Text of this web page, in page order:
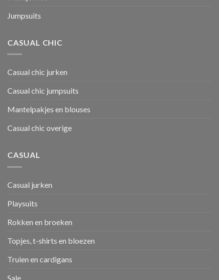
Jumpsuits
CASUAL CHIC
Casual chic jurken
Casual chic jumpsuits
Mantelpakjes en blouses
Casual chic overige
CASUAL
Casual jurken
Playsuits
Rokken en broeken
Topjes, t-shirts en bloezen
Truien en cardigans
Sale